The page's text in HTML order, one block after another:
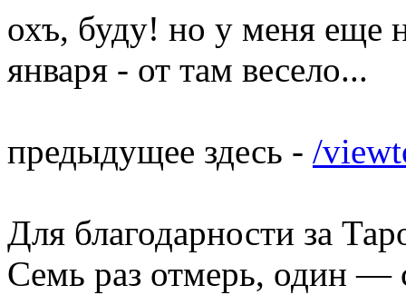
охъ, буду! но у меня еще
января - от там весело...
предыдущее здесь - /
Для благодарности за
Семь раз отмерь, один —